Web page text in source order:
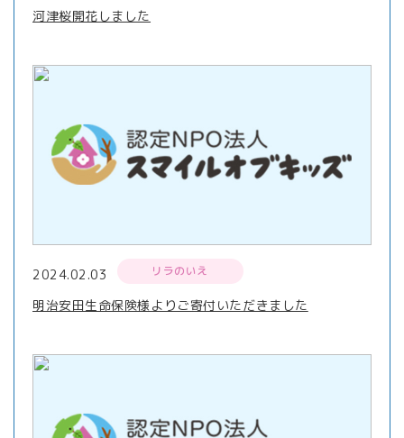
河津桜開花しました
2024.02.03 リラのいえ
明治安田生命保険様よりご寄付いただきました